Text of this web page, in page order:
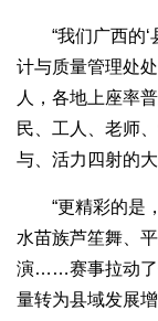
“我们广西的‘
计与质量管理处
人，各地上座率
民、工人、老师
与、活力四射的
“更精彩的是，
水苗族芦笙舞、
演……赛事拉动了
量转为县域发展增